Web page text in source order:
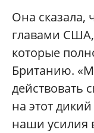
Она сказала,
главами
которые
Британию.
действовать
на этот
наши усилия